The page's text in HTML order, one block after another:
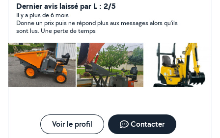
chargeur BOBCAT,un Dumper pour les accès difficiles
Dernier avis laissé par L : 2/5
Il y a plus de 6 mois
Donne un prix puis ne répond plus aux messages alors qu'ils
sont lus. Une perte de temps
Voir le profil Contacter